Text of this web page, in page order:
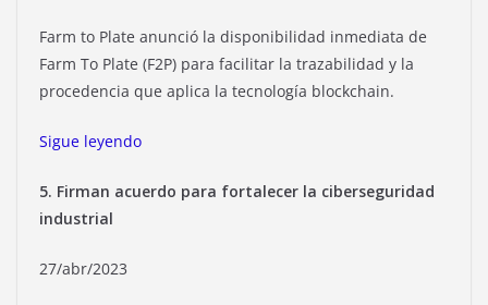
Farm to Plate anunció la disponibilidad inmediata de
Farm To Plate (F2P) para facilitar la trazabilidad y la
procedencia que aplica la tecnología blockchain.
Sigue leyendo
5. Firman acuerdo para fortalecer la ciberseguridad
industrial
27/abr/2023